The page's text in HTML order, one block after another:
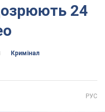
24
Кримінал
РУС